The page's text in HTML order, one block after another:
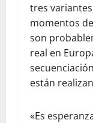
tres
momentos
son
real en
están
«Es